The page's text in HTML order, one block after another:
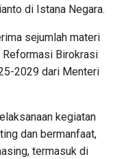
di Istana Negara.
sejumlah materi
Birokrasi
2029 dari Menteri
kegiatan
dan bermanfaat,
termasuk di